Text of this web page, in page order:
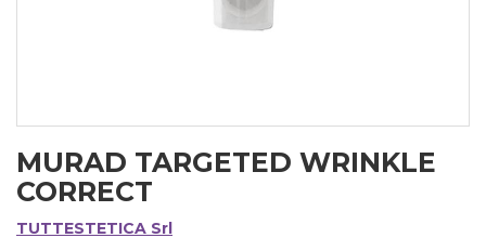
MURAD TARGETED WRINKLE
CORRECT
TUTTESTETICA Srl